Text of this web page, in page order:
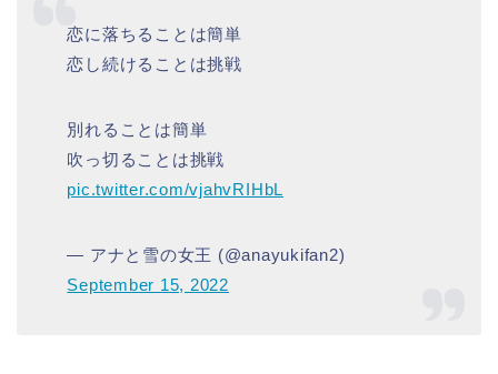
恋に落ちることは簡単
恋し続けることは挑戦
別れることは簡単
吹っ切ることは挑戦
pic.twitter.com/vjahvRIHbL
— アナと雪の女王 (@anayukifan2)
September 15, 2022